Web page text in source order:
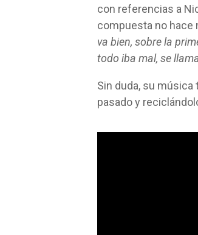
con referencias a
compuesta no hace
va bien, sobre la
todo iba mal, se llama
Sin duda, su
pasado y